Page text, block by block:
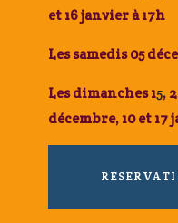
et 16 janvier à 17h
Les samedis 05
Les dimanches15,
décembre, 10 et 17